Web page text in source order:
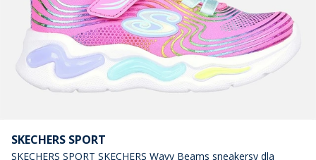
SKECHERS SPORT
SKECHERS SPORT SKECHERS Wavy Beams sneakersy dla